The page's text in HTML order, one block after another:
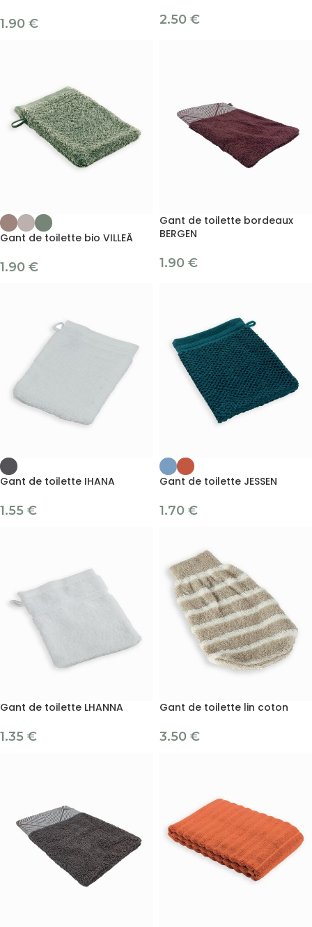
1.90 € 2.50 €
Gant de toilette bio VILLEÄ
1.90 €
Gant de toilette bordeaux
BERGEN
1.90 €
Gant de toilette IHANA
1.55 €
Gant de toilette JESSEN
1.70 €
Gant de toilette LHANNA
1.35 €
Gant de toilette lin coton
3.50 €